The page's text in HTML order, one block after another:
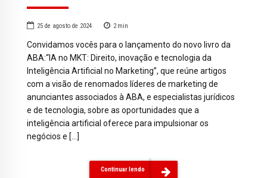
25 de agosto de 2024 2 min
Convidamos vocês para o lançamento do novo livro da
ABA:“IA no MKT: Direito, inovação e tecnologia da
Inteligência Artificial no Marketing”, que reúne artigos
com a visão de renomados líderes de marketing de
anunciantes associados à ABA, e especialistas jurídicos
e de tecnologia, sobre as oportunidades que a
inteligência artificial oferece para impulsionar os
negócios e […]
Continuar lendo